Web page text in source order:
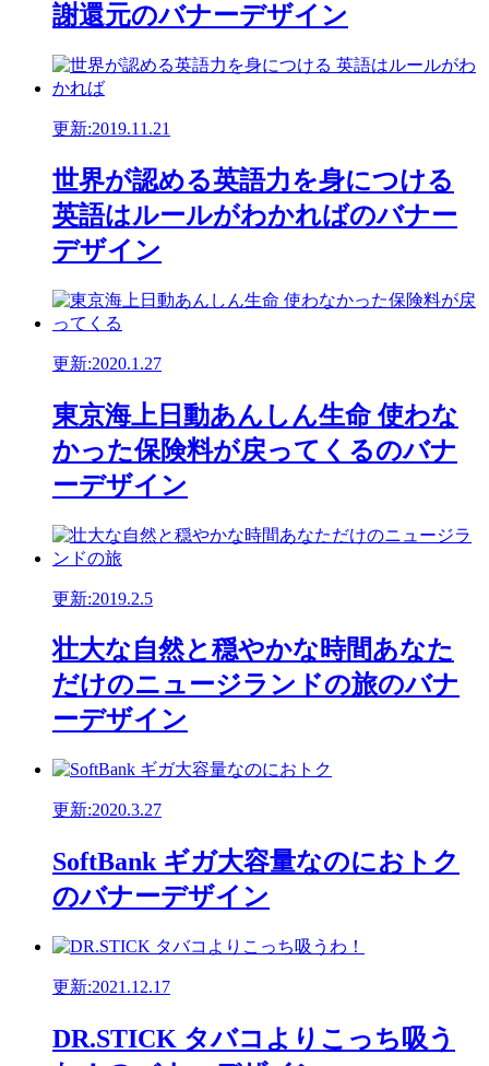
謝還元のバナーデザイン
更新:2019.11.21
世界が認める英語力を身につける
英語はルールがわかればのバナー
デザイン
更新:2020.1.27
東京海上日動あんしん生命 使わな
かった保険料が戻ってくるのバナ
ーデザイン
更新:2019.2.5
壮大な自然と穏やかな時間あなた
だけのニュージランドの旅のバナ
ーデザイン
更新:2020.3.27
SoftBank ギガ大容量なのにおトク
のバナーデザイン
更新:2021.12.17
DR.STICK タバコよりこっち吸う